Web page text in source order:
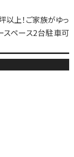
以上！ご家族がゆっ
スペース2台駐車可